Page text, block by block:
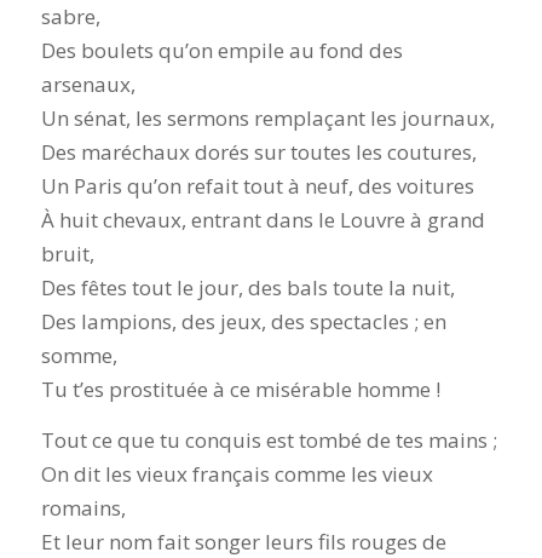
sabre,
Des boulets qu’on empile au fond des
arsenaux,
Un sénat, les sermons remplaçant les journaux,
Des maréchaux dorés sur toutes les coutures,
Un Paris qu’on refait tout à neuf, des voitures
À huit chevaux, entrant dans le Louvre à grand
bruit,
Des fêtes tout le jour, des bals toute la nuit,
Des lampions, des jeux, des spectacles ; en
somme,
Tu t’es prostituée à ce misérable homme !
Tout ce que tu conquis est tombé de tes mains ;
On dit les vieux français comme les vieux
romains,
Et leur nom fait songer leurs fils rouges de